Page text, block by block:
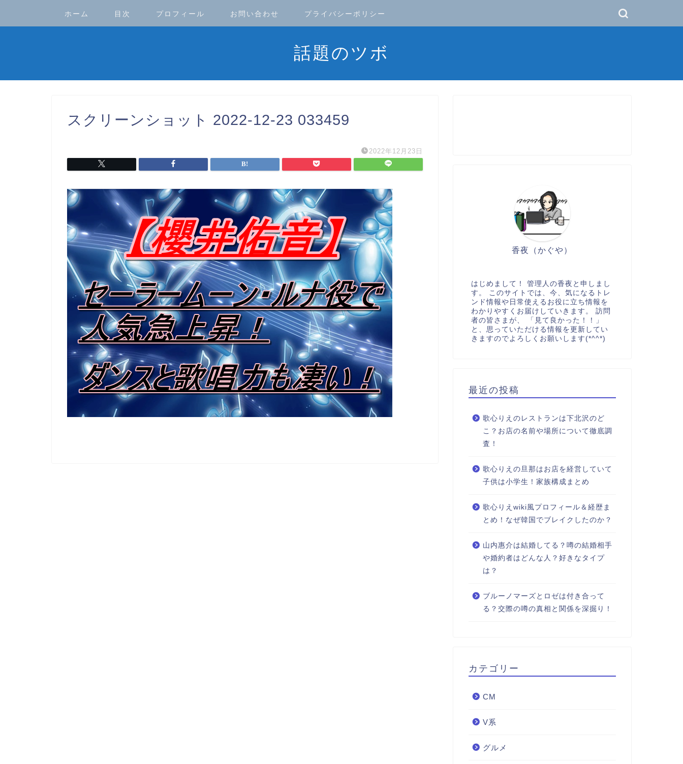
ホーム 目次 プロフィール お問い合わせ プライバシーポリシー
話題のツボ
スクリーンショット 2022-12-23 033459
2022年12月23日
香夜（かぐや）
はじめまして！ 管理人の香夜と申しまし
す。 このサイトでは、今、気になるトレ
ンド情報や日常使えるお役に立ち情報を
わかりやすくお届けしていきます。 訪問
者の皆さまが、 「見て良かった！！」
と、思っていただける情報を更新してい
きますのでよろしくお願いします(*^^*)
最近の投稿
歌心りえのレストランは下北沢のど
こ？お店の名前や場所について徹底調
査！
歌心りえの旦那はお店を経営していて
子供は小学生！家族構成まとめ
歌心りえwiki風プロフィール＆経歴ま
とめ！なぜ韓国でブレイクしたのか？
山内惠介は結婚してる？噂の結婚相手
や婚約者はどんな人？好きなタイプ
は？
ブルーノマーズとロゼは付き合って
る？交際の噂の真相と関係を深掘り！
カテゴリー
CM
V系
グルメ